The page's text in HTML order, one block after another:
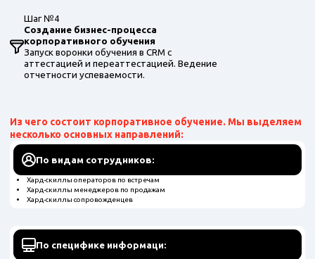
Шаг №4
Создание бизнес-процесса
корпоративного обучения
Запуск воронки обучения в CRM с
аттестацией и переаттестацией. Ведение
отчетности успеваемости.
Из чего состоит корпоративное обучение. Мы выделяем
несколько основных направлений:
По видам сотрудников:
Хард-скиллы операторов по встречам
Хард-скиллы менеджеров по продажам
Хард-скиллы сопровожденцев
По специфике информаци: